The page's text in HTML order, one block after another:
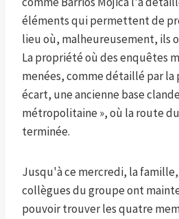
éléments qui permettent de
lieu où, malheureusement, ils
La propriété où des enquêtes
menées, comme détaillé par la
écart, une ancienne base
métropolitaine », où la route
terminée.
Jusqu'à ce mercredi, la famille,
collègues du groupe ont
pouvoir trouver les quatre